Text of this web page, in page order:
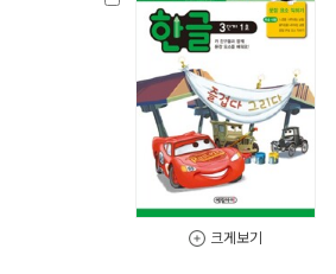
크게보기